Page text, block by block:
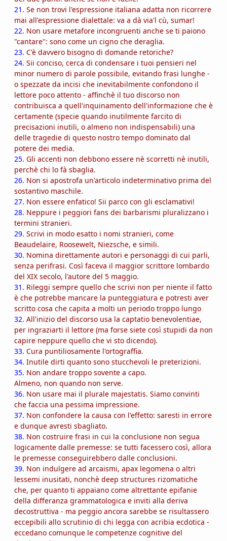
21. Se non trovi l'espressione italiana adatta non ricorrere
mai all'espressione dialettale: va a dà via'l cù, sumar!
22. Non usare metafore incongruenti anche se ti paiono
"cantare": sono come un cigno che deraglia.
23. C'è davvero bisogno di domande retoriche?
24. Sii conciso, cerca di condensare i tuoi pensieri nel
minor numero di parole possibile, evitando frasi lunghe -
o spezzate da incisi che inevitabilmente confondono il
lettore poco attento - affinchè il tuo discorso non
contribuisca a quell'inquinamento dell'informazione che è
certamente (specie quando inutilmente farcito di
precisazioni inutili, o almeno non indispensabili) una
delle tragedie di questo nostro tempo dominato dal
potere dei media.
25. Gli accenti non debbono essere nè scorretti nè inutili,
perchè chi lo fà sbaglia.
26. Non si apostrofa un'articolo indeterminativo prima del
sostantivo maschile.
27. Non essere enfatico! Sii parco con gli esclamativi!
28. Neppure i peggiori fans dei barbarismi pluralizzano i
termini stranieri.
29. Scrivi in modo esatto i nomi stranieri, come
Beaudelaire, Roosewelt, Niezsche, e simili.
30. Nomina direttamente autori e personaggi di cui parli,
senza perifrasi. Così faceva il maggior scrittore lombardo
del XIX secolo, l'autore del 5 maggio.
31. Rileggi sempre quello che scrivi non per niente il fatto
è che potrebbe mancare la punteggiatura e potresti aver
scritto cosa che capita a molti un periodo troppo lungo
32. All'inizio del discorso usa la captatio benevolentiae,
per ingraziarti il lettore (ma forse siete così stupidi da non
capire neppure quello che vi sto dicendo).
33. Cura puntiliosamente l'ortograffia.
34. Inutile dirti quanto sono stucchevoli le preterizioni.
35. Non andare troppo sovente a capo.
Almeno, non quando non serve.
36. Non usare mai il plurale majestatis. Siamo convinti
che faccia una pessima impressione.
37. Non confondere la causa con l'effetto: saresti in errore
e dunque avresti sbagliato.
38. Non costruire frasi in cui la conclusione non segua
logicamente dalle premesse: se tutti facessero così, allora
le premesse conseguirebbero dalle conclusioni.
39. Non indulgere ad arcaismi, apax legomena o altri
lessemi inusitati, nonchè deep structures rizomatiche
che, per quanto ti appaiano come altrettante epifanie
della differanza grammatologica e inviti alla deriva
decostruttiva - ma peggio ancora sarebbe se risultassero
eccepibili allo scrutinio di chi legga con acribia ecdotica -
eccedano comunque le competenze cognitive del